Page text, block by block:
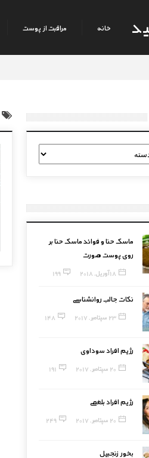
خانه مراقبت از پوست
ماسک حنا و فوائد ماسک حنا بر
روی پوست صورت
18 آوریل, 2018 199
نکات جالب روانشناسی
23 سپتامبر, 2017 148
رژیم افراد سوداوی
20 سپتامبر, 2017 191
رژیم افراد بلغمی
20 سپتامبر, 2017 249
بخور زنجبیل